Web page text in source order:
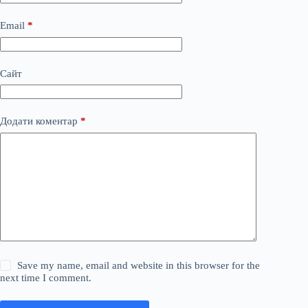
Email *
Сайт
Додати коментар *
Save my name, email and website in this browser for the
next time I comment.